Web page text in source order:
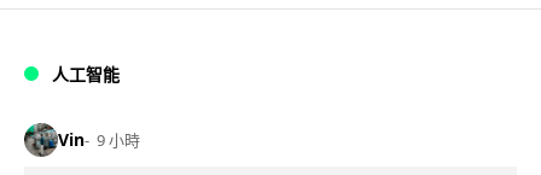
人工智能
Vin 9 小時